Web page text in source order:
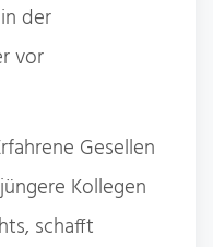
der
vor
Gesellen
Kollegen
schafft